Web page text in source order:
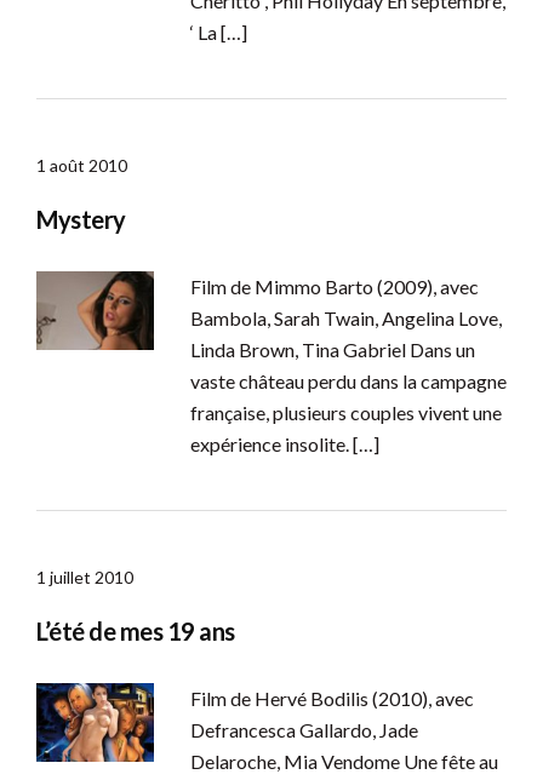
‘ La […]
1 août 2010
Mystery
Film de Mimmo Barto (2009), avec
Bambola, Sarah Twain, Angelina Love,
Linda Brown, Tina Gabriel Dans un
vaste château perdu dans la campagne
française, plusieurs couples vivent une
expérience insolite. […]
1 juillet 2010
L’été de mes 19 ans
Film de Hervé Bodilis (2010), avec
Defrancesca Gallardo, Jade
Delaroche, Mia Vendome Une fête au